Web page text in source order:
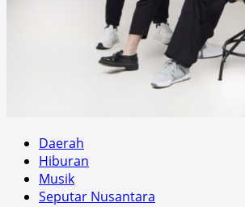
Daerah
Hiburan
Musik
Seputar Nusantara